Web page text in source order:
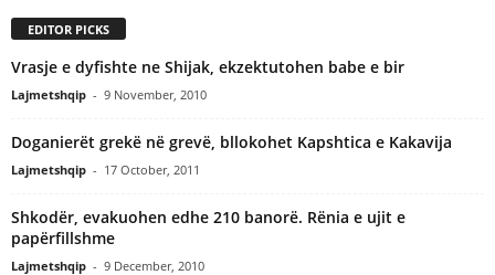
EDITOR PICKS
Vrasje e dyfishte ne Shijak, ekzektutohen babe e bir
Lajmetshqip - 9 November, 2010
Doganierët grekë në grevë, bllokohet Kapshtica e Kakavija
Lajmetshqip - 17 October, 2011
Shkodër, evakuohen edhe 210 banorë. Rënia e ujit e
papërfillshme
Lajmetshqip - 9 December, 2010